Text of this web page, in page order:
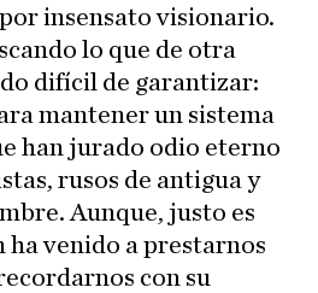
insensato visionario.
lo que de otra
difícil de garantizar:
mantener un sistema
han jurado odio eterno
rusos de antigua y
Aunque, justo es
venido a prestarnos
con su